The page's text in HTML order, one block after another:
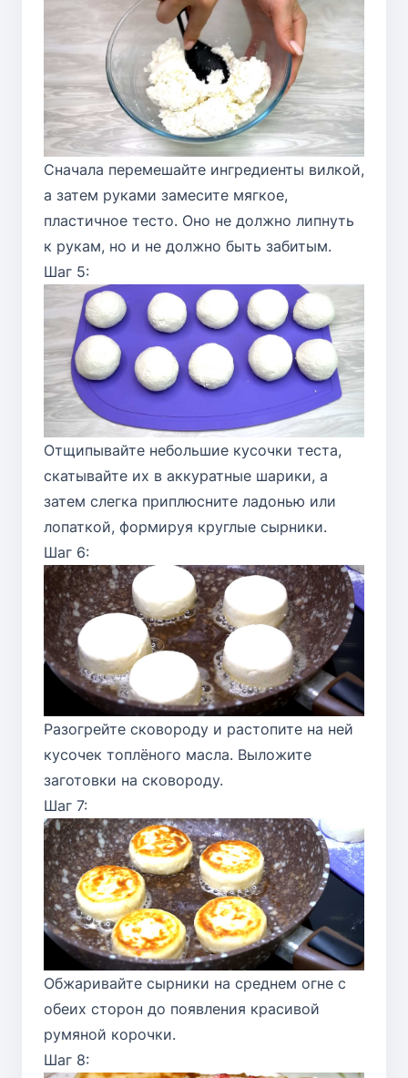
Сначала перемешайте ингредиенты вилкой,
а затем руками замесите мягкое,
пластичное тесто. Оно не должно липнуть
к рукам, но и не должно быть забитым.
Шаг 5:
Отщипывайте небольшие кусочки теста,
скатывайте их в аккуратные шарики, а
затем слегка приплюсните ладонью или
лопаткой, формируя круглые сырники.
Шаг 6:
Разогрейте сковороду и растопите на ней
кусочек топлёного масла. Выложите
заготовки на сковороду.
Шаг 7:
Обжаривайте сырники на среднем огне с
обеих сторон до появления красивой
румяной корочки.
Шаг 8: